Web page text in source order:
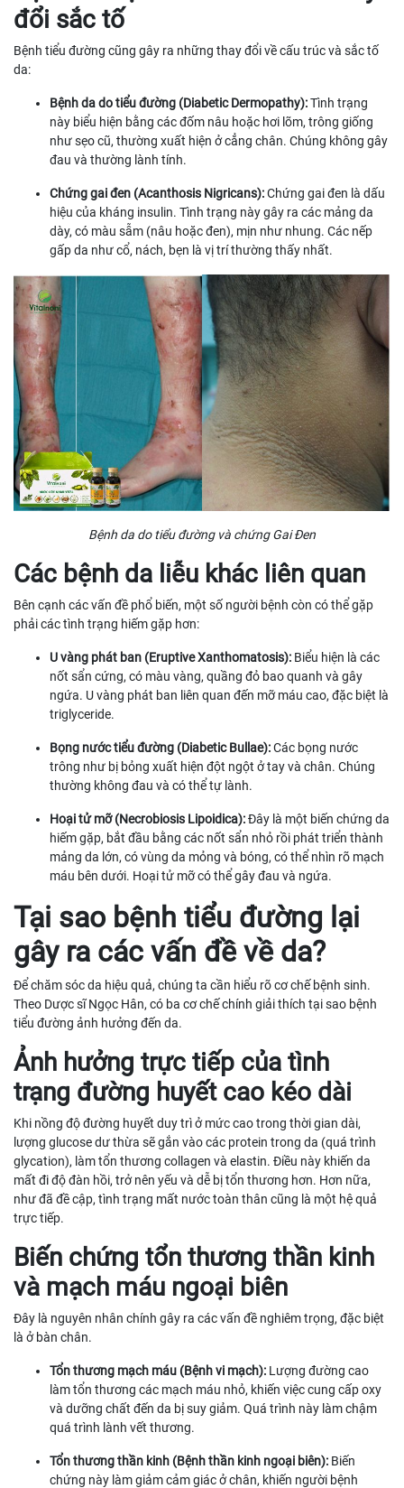
đổi sắc tố
Bệnh tiểu đường cũng gây ra những thay đổi về cấu trúc và sắc tố
da:
Bệnh da do tiểu đường (Diabetic Dermopathy):Tình trạng
này biểu hiện bằng các đốm nâu hoặc hơi lõm, trông giống
như sẹo cũ, thường xuất hiện ở cẳng chân. Chúng không gây
đau và thường lành tính.
Chứng gai đen (Acanthosis Nigricans):Chứng gai đen là dấu
hiệu của kháng insulin. Tình trạng này gây ra các mảng da
dày, có màu sẫm (nâu hoặc đen), mịn như nhung. Các nếp
gấp da như cổ, nách, bẹn là vị trí thường thấy nhất.
Bệnh da do tiểu đường và chứng Gai Đen
Các bệnh da liễu khác liên quan
Bên cạnh các vấn đề phổ biến, một số người bệnh còn có thể gặp
phải các tình trạng hiếm gặp hơn:
U vàng phát ban (Eruptive Xanthomatosis): Biểu hiện là các
nốt sẩn cứng, có màu vàng, quầng đỏ bao quanh và gây
ngứa. U vàng phát ban liên quan đến mỡ máu cao, đặc biệt là
triglyceride.
Bọng nước tiểu đường (Diabetic Bullae):Các bọng nước
trông như bị bỏng xuất hiện đột ngột ở tay và chân. Chúng
thường không đau và có thể tự lành.
Hoại tử mỡ (Necrobiosis Lipoidica):Đây là một biến chứng da
hiếm gặp, bắt đầu bằng các nốt sẩn nhỏ rồi phát triển thành
mảng da lớn, có vùng da mỏng và bóng, có thể nhìn rõ mạch
máu bên dưới. Hoại tử mỡ có thể gây đau và ngứa.
Tại sao bệnh tiểu đường lại
gây ra các vấn đề về da?
Để chăm sóc da hiệu quả, chúng ta cần hiểu rõ cơ chế bệnh sinh.
Theo Dược sĩ Ngọc Hân, có ba cơ chế chính giải thích tại sao bệnh
tiểu đường ảnh hưởng đến da.
Ảnh hưởng trực tiếp của tình
trạng đường huyết cao kéo dài
Khi nồng độ đường huyết duy trì ở mức cao trong thời gian dài,
lượng glucose dư thừa sẽ gắn vào các protein trong da (quá trình
glycation), làm tổn thương collagen và elastin. Điều này khiến da
mất đi độ đàn hồi, trở nên yếu và dễ bị tổn thương hơn. Hơn nữa,
như đã đề cập, tình trạng mất nước toàn thân cũng là một hệ quả
trực tiếp.
Biến chứng tổn thương thần kinh
và mạch máu ngoại biên
Đây là nguyên nhân chính gây ra các vấn đề nghiêm trọng, đặc biệt
là ở bàn chân.
Tổn thương mạch máu (Bệnh vi mạch): Lượng đường cao
làm tổn thương các mạch máu nhỏ, khiến việc cung cấp oxy
và dưỡng chất đến da bị suy giảm. Quá trình này làm chậm
quá trình lành vết thương.
Tổn thương thần kinh (Bệnh thần kinh ngoại biên): Biến
chứng này làm giảm cảm giác ở chân, khiến người bệnh